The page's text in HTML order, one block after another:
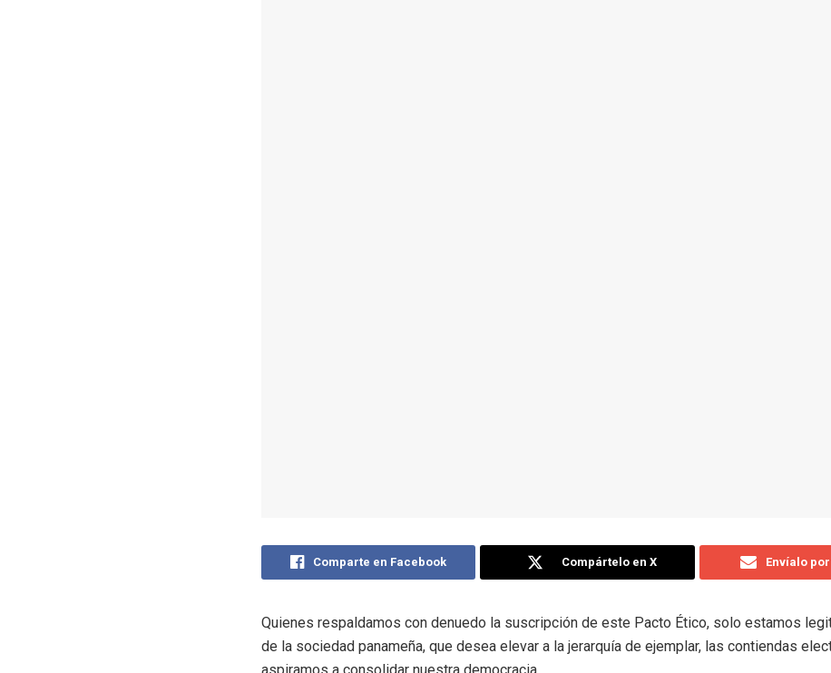
Comparte en Facebook Compártelo en X Envíalo
Quienes respaldamos con denuedo la suscripción de este Pacto Ético, solo estamos
de la sociedad panameña, que desea elevar a la jerarquía de ejemplar, las contiendas